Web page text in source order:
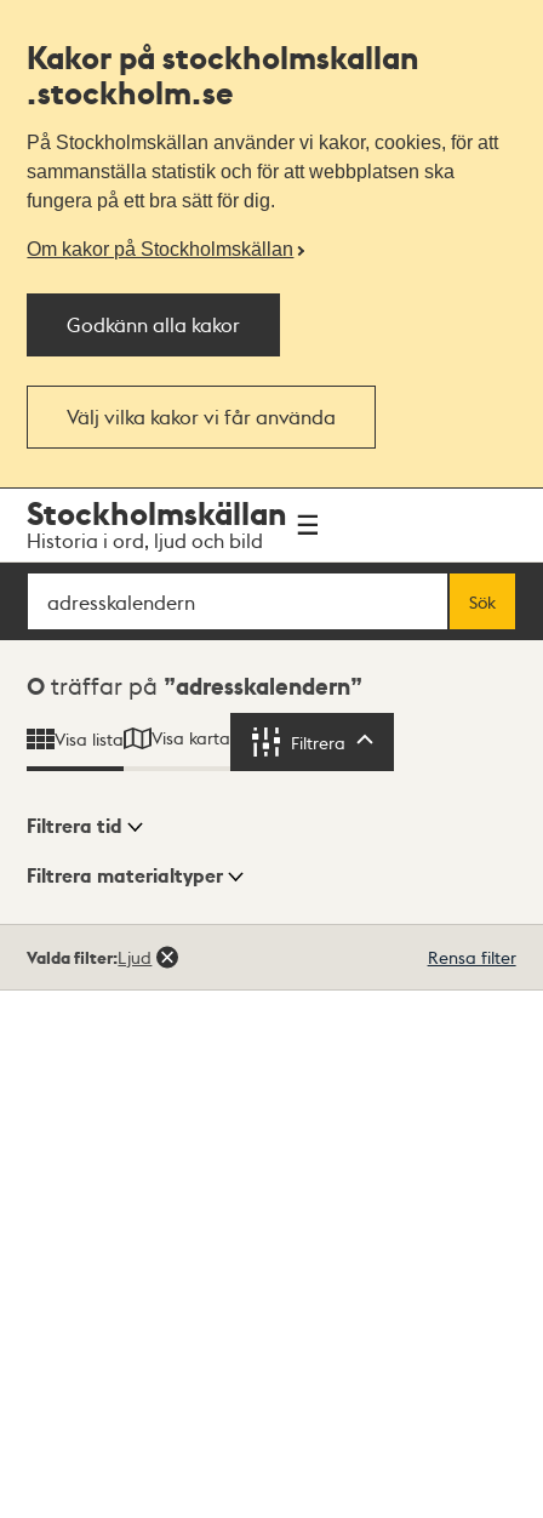
Kakor på stockholmskallan
.stockholm.se
På Stockholmskällan använder vi kakor, cookies, för att
sammanställa statistik och för att webbplatsen ska
fungera på ett bra sätt för dig.
Om kakor på Stockholmskällan
Godkänn alla kakor
Välj vilka kakor vi får använda
navigationen
huvudinnehållet
Stockholmskällan
Historia i ord, ljud och bild
Sök
Sök
Sökresultat
0 träffar på adresskalendern
Visa lista Visa karta Filtrera
Visningsläge
Filtrera tid
Filtrera materialtyper
träffar
Valda filter:Ljud Rensa filter